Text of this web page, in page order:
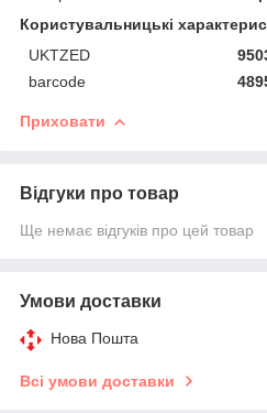
Користувальницькі
UKTZED
barcode
Приховати
Відгуки про товар
Ще немає відгуків про цей товар
Умови доставки
Нова Пошта
Всі умови доставки